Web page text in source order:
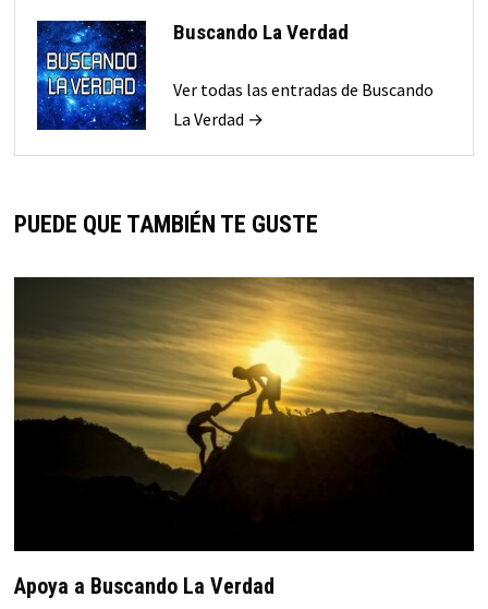
Buscando La Verdad
Ver todas las entradas de Buscando
La Verdad →
PUEDE QUE TAMBIÉN TE GUSTE
Apoya a Buscando La Verdad